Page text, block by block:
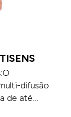
difusão
de até